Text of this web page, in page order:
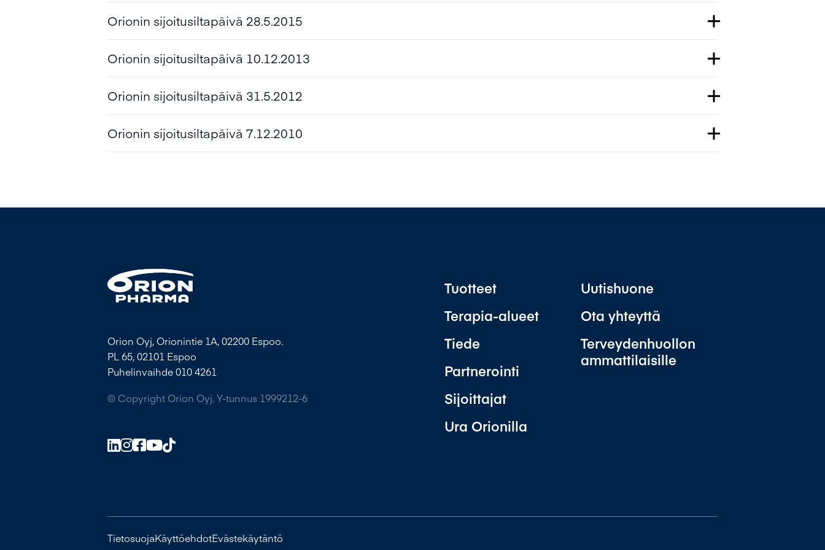
Timo Lappalainen, toimitusjohtaja, Lopetussanat
Orionin sijoitusiltapäivä 28.5.2015
Orionin sijoitusiltapäivä 10.12.2013
Orionin sijoitusiltapäivä 31.5.2012
Orionin sijoitusiltapäivä 7.12.2010
Orion Oyj, Orionintie 1A, 02200 Espoo.
PL 65, 02101 Espoo
Puhelinvaihde 010 4261
© Copyright Orion Oyj. Y-tunnus 1999212-6
Tuotteet
Terapia-alueet
Tiede
Partnerointi
Sijoittajat
Ura Orionilla
Uutishuone
Ota yhteyttä
Terveydenhuollon
ammattilaisille
TietosuojaKäyttöehdotEvästekäytäntö